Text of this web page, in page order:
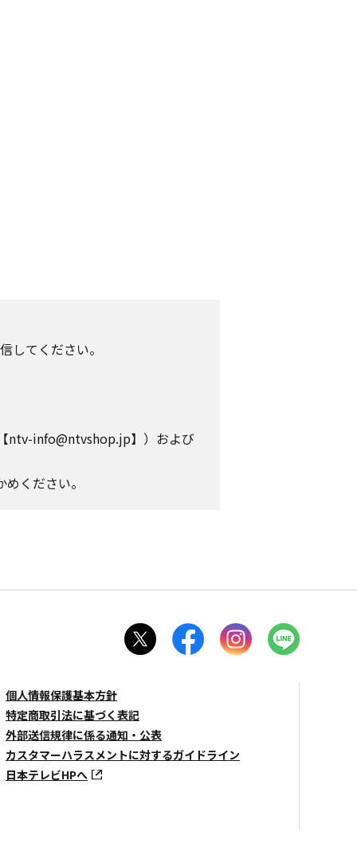
してください。
ntv-info@ntvshop.jp】）および
ください。
個人情報保護基本方針
特定商取引法に基づく表記
外部送信規律に係る通知・公表
カスタマーハラスメントに対するガイドライン
日本テレビHPへ